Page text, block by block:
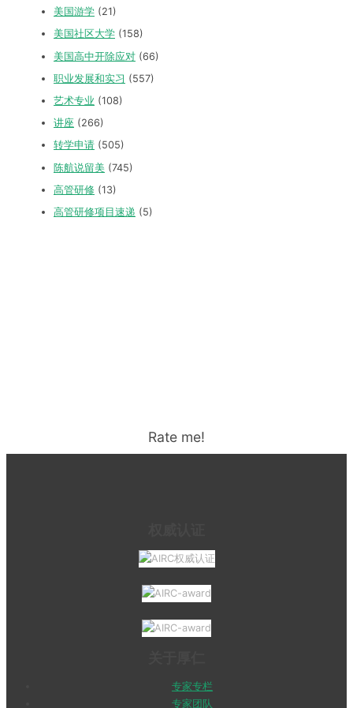
美国游学 (21)
美国社区大学 (158)
美国高中开除应对 (66)
职业发展和实习 (557)
艺术专业 (108)
讲座 (266)
转学申请 (505)
陈航说留美 (745)
高管研修 (13)
高管研修项目速递 (5)
Rate me!
专家专栏
专家团队